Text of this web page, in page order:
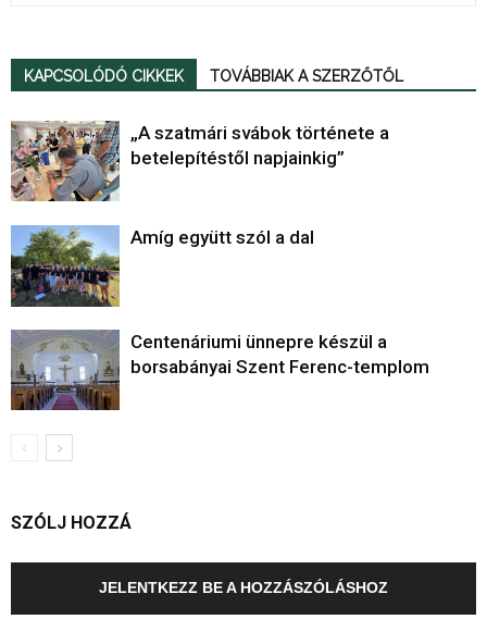
KAPCSOLÓDÓ CIKKEK TOVÁBBIAK A SZERZŐTŐL
„A szatmári svábok története a
betelepítéstől napjainkig”
Amíg együtt szól a dal
Centenáriumi ünnepre készül a
borsabányai Szent Ferenc-templom
SZÓLJ HOZZÁ
JELENTKEZZ BE A HOZZÁSZÓLÁSHOZ